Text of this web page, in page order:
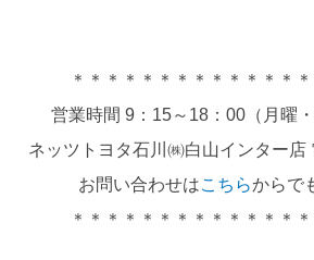
＊＊＊＊＊＊＊＊＊＊＊＊＊
営業時間 9：15～18：00（月曜・
ネッツトヨタ石川㈱白山インター店
お問い合わせはこちらからで
＊＊＊＊＊＊＊＊＊＊＊＊＊